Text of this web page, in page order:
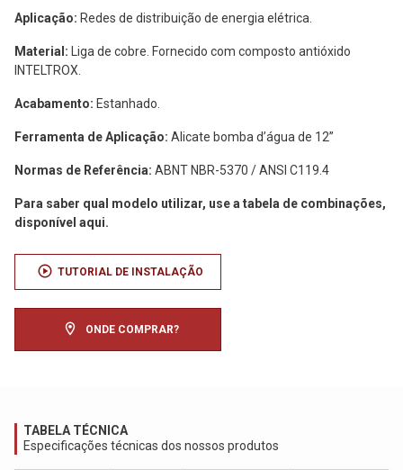
Aplicação: Redes de distribuição de energia elétrica.
Material: Liga de cobre. Fornecido com composto antióxido
INTELTROX.
Acabamento: Estanhado.
Ferramenta de Aplicação: Alicate bomba d’água de 12”
Normas de Referência: ABNT NBR-5370 / ANSI C119.4
Para saber qual modelo utilizar, use a tabela de combinações,
disponível aqui.
play_circle TUTORIAL DE INSTALAÇÃO
location_on ONDE COMPRAR?
TABELA TÉCNICA
Especificações técnicas dos nossos produtos